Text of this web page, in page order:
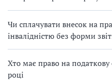
Чи сплачувати внесок на
інвалідністю без форми
Хто має право на податкову
році